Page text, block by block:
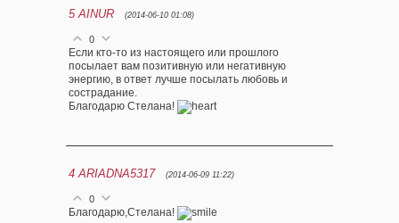
5 AINUR (2014-06-10 01:08)
0
Если кто-то из настоящего или прошлого
посылает вам позитивную или негативную
энергию, в ответ лучше посылать любовь и
сострадание.
Благодарю Стелана!
4 ARIADNA5317 (2014-06-09 11:22)
0
Благодарю,Стелана!